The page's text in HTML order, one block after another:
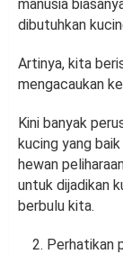
manusia
dibutuhkan
Artinya, kita
mengacaukan
Kini banyak
kucing yang
hewan
untuk dijadikan
berbulu kita.
Perhatikan